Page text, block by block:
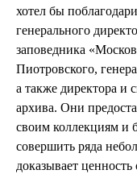
хотел бы
генерального
заповедника
Пиотровского,
а также директора и
архива. Они
своим коллекциям и
совершить ряда
доказывает